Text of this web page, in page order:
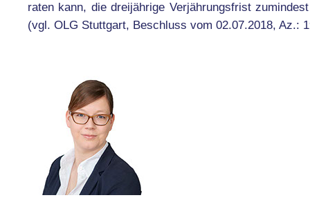
raten kann, die dreijährige Verjährungsfrist
(vgl. OLG Stuttgart, Beschluss vom 02.07.2018, Az.: